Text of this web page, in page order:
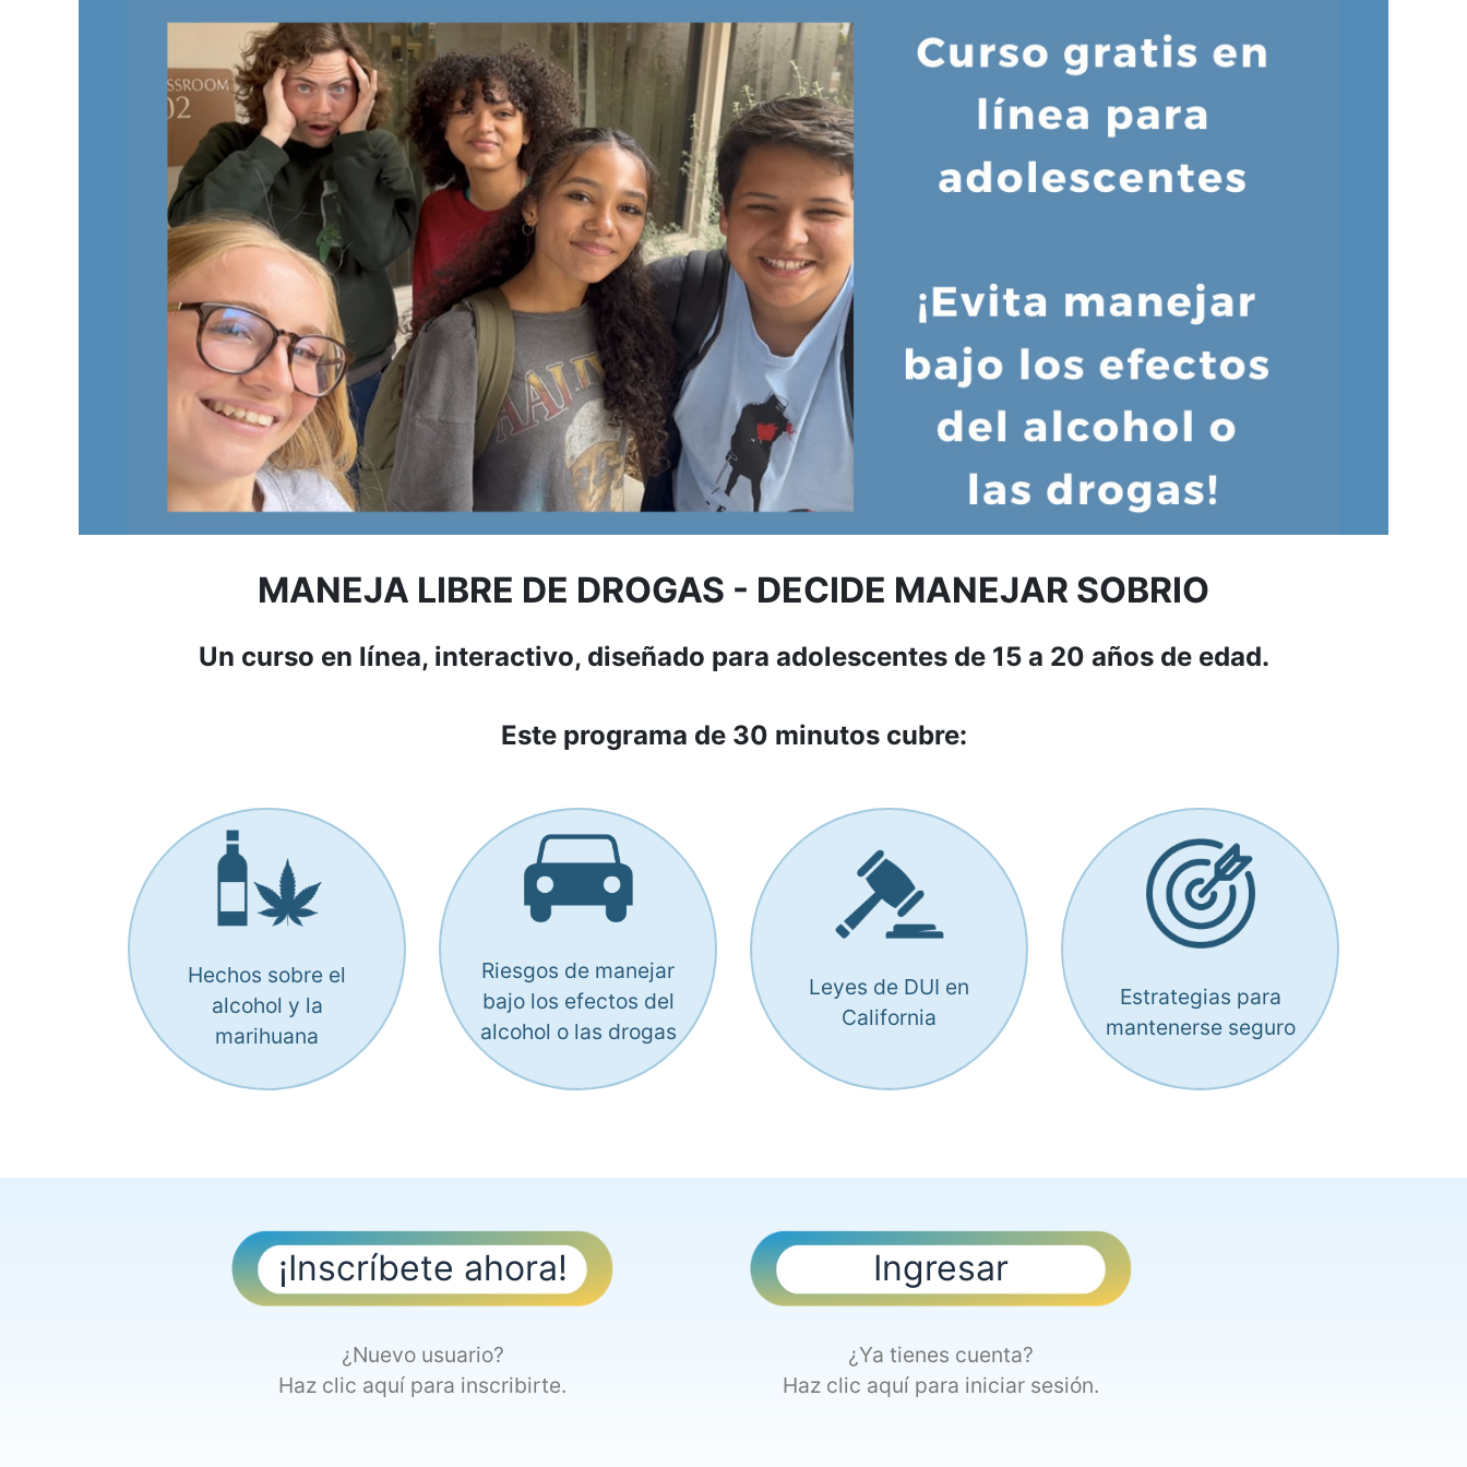
MANEJA LIBRE DE DROGAS - DECIDE MANEJAR SOBRIO
Un curso en línea, interactivo, diseñado para adolescentes de 15 a 20 años de edad.
Este programa de 30 minutos cubre:
Hechos sobre el
alcohol y la
marihuana
Riesgos de manejar
bajo los efectos del
alcohol o las drogas
Leyes de DUI en
California
Estrategias para
mantenerse seguro
¡Inscríbete ahora!
¿Nuevo usuario?
Haz clic aquí para inscribirte.
Ingresar
¿Ya tienes cuenta?
Haz clic aquí para iniciar sesión.